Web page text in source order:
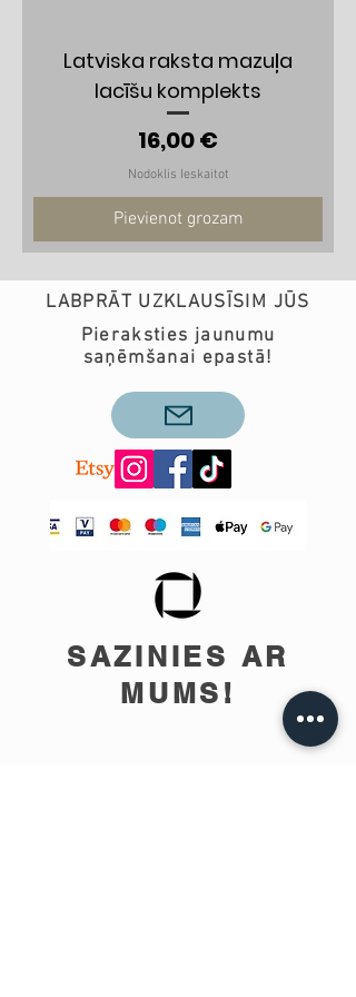
Latviska raksta mazuļa
lacīšu komplekts
Cena
16,00 €
Nodoklis Ieskaitot
Pievienot grozam
LABPRĀT UZKLAUSĪSIM JŪS
Pieraksties jaunumu
saņēmšanai epastā!
SAZINIES AR
MUMS!